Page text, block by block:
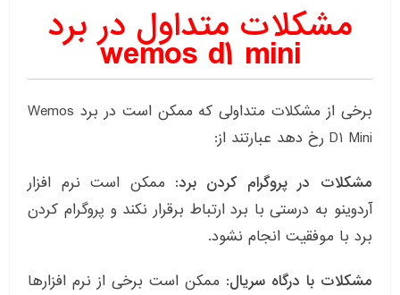
مشکلات متداول در برد
wemos d1 mini
برخی از مشکلات متداولی که ممکن است در برد Wemos
D1 Mini رخ دهد عبارتند از:
مشکلات در پروگرام کردن برد: ممکن است نرم افزار
آردوینو به درستی با برد ارتباط برقرار نکند و پروگرام کردن
برد با موفقیت انجام نشود.
مشکلات با درگاه سریال: ممکن است برخی از نرم افزارها